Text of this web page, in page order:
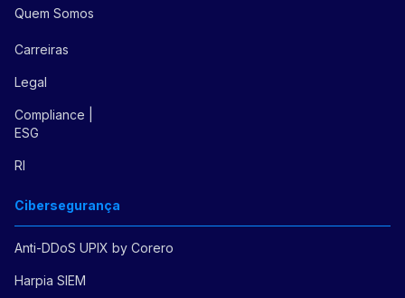
Quem Somos
Carreiras
Legal
Compliance |
ESG
RI
Cibersegurança
Anti-DDoS UPIX by Corero
Harpia SIEM